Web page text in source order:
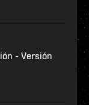
- Versión